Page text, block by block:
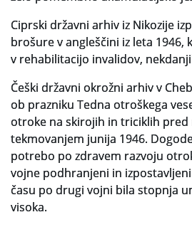
Ciprski državni arhiv iz Nikozije
brošure v angleščini iz leta 1946,
v rehabilitacijo invalidov,
Češki državni okrožni arhiv v
ob prazniku Tedna otroškega
otroke na skirojih in triciklih pred
tekmovanjem junija 1946.
potrebo po zdravem razvoju
vojne podhranjeni in
času po drugi vojni bila stopnja
visoka.